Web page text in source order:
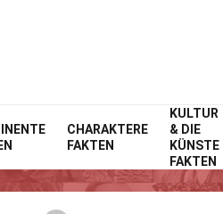
CHARAKTERE
FAKTEN
KULTUR
& DIE
KÜNSTE
FAKTEN
40 Fakten